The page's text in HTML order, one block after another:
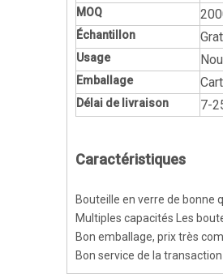
MOQ
Échantillon
Usage
Emballage
Délai de livraison 7-
Caractéristiques
Bouteille en verre de bonne
Multiples capacités Les
Bon emballage, prix très
Bon service de la transaction